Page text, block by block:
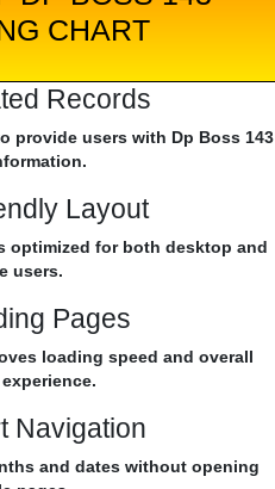
CHART
Records
provide users with Dp Boss 143
Layout
optimized for both desktop and
users.
Pages
loading speed and overall
Navigation
and dates without opening